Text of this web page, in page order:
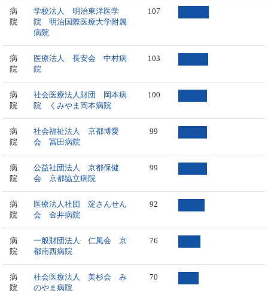
病
院
学校法人 明治東洋医学
院 明治国際医療大学附属
病院
107
病
院
医療法人 長安会 中村病
院
103
病
院
社会医療法人財団 岡本病
院 くみやま岡本病院
100
病
院
社会福祉法人 京都博愛
会 冨田病院
99
病
院
公益社団法人 京都保健
会 京都協立病院
99
病
院
医療法人社団 淀さんせん
会 金井病院
92
病
院
一般財団法人 仁風会 京
都南西病院
76
病
院
社会医療法人 美杉会 み
のやま病院
70